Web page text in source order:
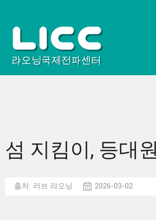
섬 지킴이, 등대
출처: 러브 랴오닝 2026-03-02